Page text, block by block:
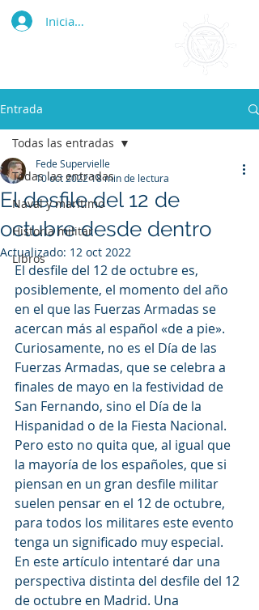
Iniciar sesión
Entrada
Todas las entradas
Naval y marítimo
Historia militar
Libros
Todas las entradas
El desfile del 12 de
octubre desde dentro
Fede Supervielle
10 oct 202218 min de lectura
Actualizado: 12 oct 2022
El desfile del 12 de octubre es,
posiblemente, el momento del año
en el que las Fuerzas Armadas se
acercan más al español «de a pie».
Curiosamente, no es el Día de las
Fuerzas Armadas, que se celebra a
finales de mayo en la festividad de
San Fernando, sino el Día de la
Hispanidad o de la Fiesta Nacional.
Pero esto no quita que, al igual que
la mayoría de los españoles, que si
piensan en un gran desfile militar
suelen pensar en el 12 de octubre,
para todos los militares este evento
tenga un significado muy especial.
En este artículo intentaré dar una
perspectiva distinta del desfile del 12
de octubre en Madrid. Una